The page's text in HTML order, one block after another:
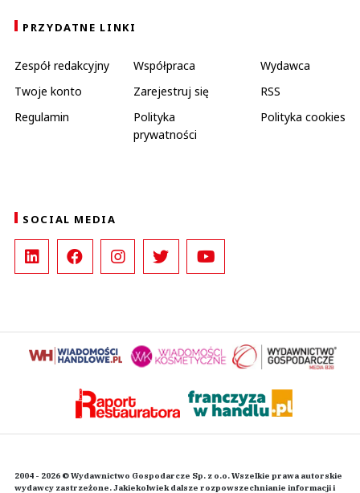
PRZYDATNE LINKI
Zespół redakcyjny Współpraca
Wydawca
Twoje konto
Zarejestruj się
RSS
Regulamin
Polityka
prywatności
Polityka cookies
SOCIAL MEDIA
2004 - 2026 © Wydawnictwo Gospodarcze Sp. z o.o. Wszelkie prawa autorskie
wydawcy zastrzeżone. Jakiekolwiek dalsze rozpowszechnianie informacji i